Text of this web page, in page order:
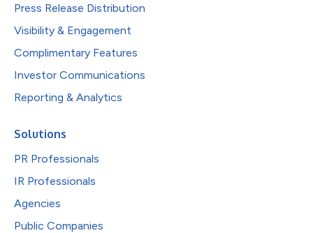
Press Release Distribution
Visibility & Engagement
Complimentary Features
Investor Communications
Reporting & Analytics
Solutions
PR Professionals
IR Professionals
Agencies
Public Companies